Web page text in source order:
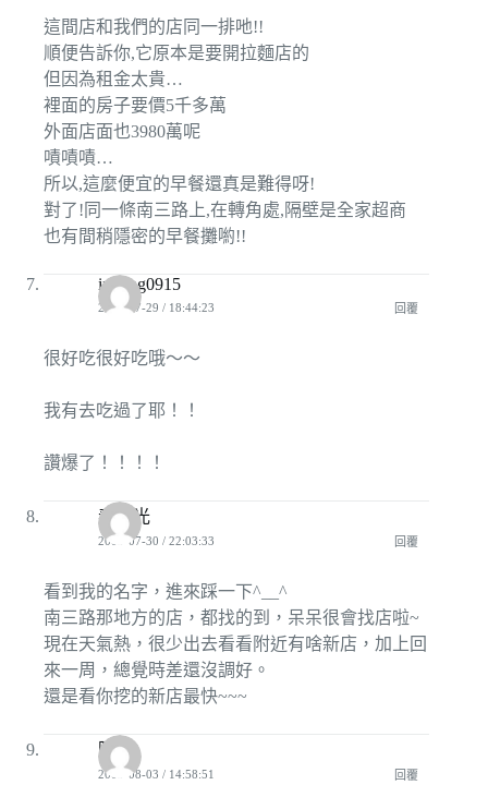
這間店和我們的店同一排吔!!
順便告訴你,它原本是要開拉麵店的
但因為租金太貴…
裡面的房子要價5千多萬
外面店面也3980萬呢
嘖嘖嘖…
所以,這麼便宜的早餐還真是難得呀!
對了!同一條南三路上,在轉角處,隔壁是全家超商
也有間稍隱密的早餐攤喲!!
ingting0915
2009-07-29 / 18:44:23 回覆
很好吃很好吃哦～～
我有去吃過了耶！！
讚爆了！！！！
春。光
2009-07-30 / 22:03:33 回覆
看到我的名字，進來踩一下^__^
南三路那地方的店，都找的到，呆呆很會找店啦~
現在天氣熱，很少出去看看附近有啥新店，加上回
來一周，總覺時差還沒調好。
還是看你挖的新店最快~~~
陳
2009-08-03 / 14:58:51 回覆